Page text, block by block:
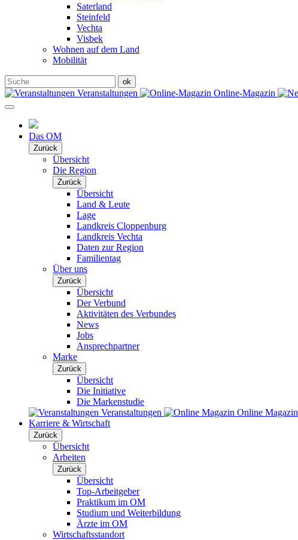
Saterland
Steinfeld
Vechta
Visbek
Wohnen auf dem Land
Mobilität
Veranstaltungen Online-Magazin
Das OM
Zurück
Übersicht
Die Region
Zurück
Übersicht
Land & Leute
Lage
Landkreis Cloppenburg
Landkreis Vechta
Daten zur Region
Familientag
Über uns
Zurück
Übersicht
Der Verbund
Aktivitäten des Verbundes
News
Jobs
Ansprechpartner
Marke
Zurück
Übersicht
Die Initiative
Die Markenstudie
Veranstaltungen
Online Magazin
Karriere & Wirtschaft
Zurück
Übersicht
Arbeiten
Zurück
Übersicht
Top-Arbeitgeber
Praktikum im OM
Studium und Weiterbildung
Ärzte im OM
Wirtschaftsstandort